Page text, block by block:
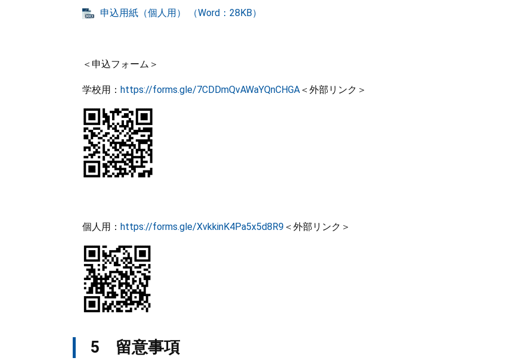
申込用紙（個人用） （Word：28KB）
＜申込フォーム＞
学校用： https://forms.gle/7CDDmQvAWaYQnCHGA ＜外部リンク＞
個人用： https://forms.gle/XvkkinK4Pa5x5d8R9 ＜外部リンク＞
5 留意事項